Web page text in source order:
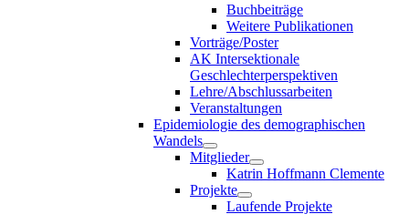
Buchbeiträge
Weitere Publikationen
Vorträge/Poster
AK Intersektionale
Geschlechterperspektiven
Lehre/Abschlussarbeiten
Veranstaltungen
Epidemiologie des demographischen
Wandels
Mitglieder
Katrin Hoffmann Clemente
Projekte
Laufende Projekte